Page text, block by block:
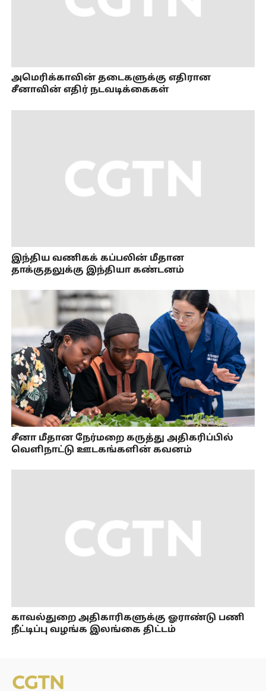
அமெரிக்காவின் தடைகளுக்கு எதிரான
சீனாவின் எதிர் நடவடிக்கைகள்
இந்திய வணிகக் கப்பலின் மீதான
தாக்குதலுக்கு இந்தியா கண்டனம்
சீனா மீதான நேர்மறை கருத்து அதிகரிப்பில்
வெளிநாட்டு ஊடகங்களின் கவனம்
காவல்துறை அதிகாரிகளுக்கு ஓராண்டு பணி
நீட்டிப்பு வழங்க இலங்கை திட்டம்